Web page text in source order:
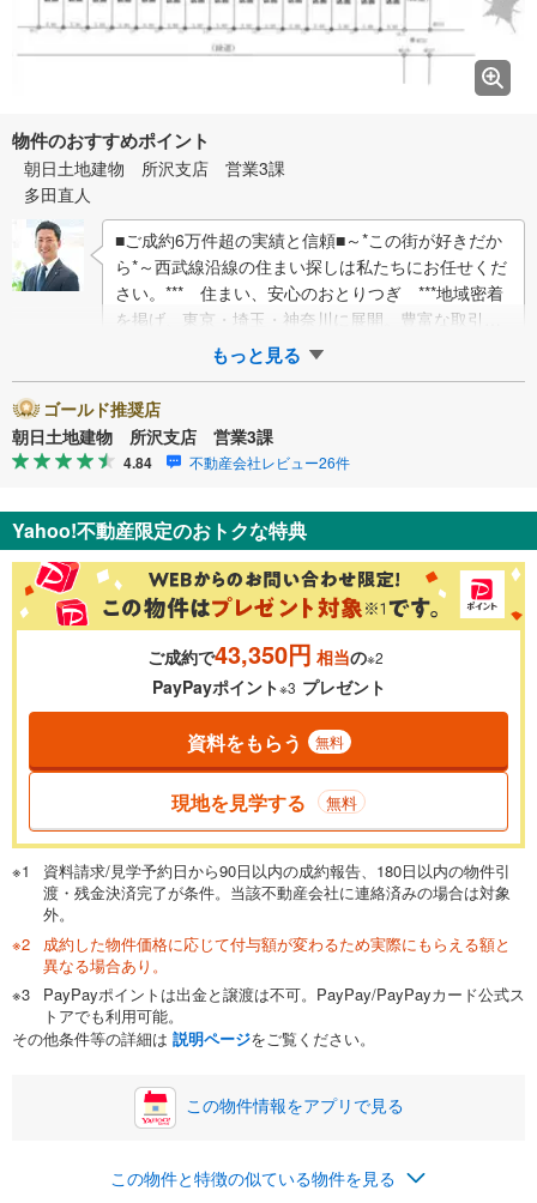
物件のおすすめポイント
朝日土地建物 所沢支店 営業3課
多田直人
■ご成約6万件超の実績と信頼■～*この街が好きだか
ら*～西武線沿線の住まい探しは私たちにお任せくだ
さい。*** 住まい、安心のおとりつぎ ***地域密着
を掲げ、東京・埼玉・神奈川に展開。豊富な取引デ
ータと現場経験をもとに、お客様一…
もっと見る
ゴールド推奨店
朝日土地建物 所沢支店 営業3課
4.84 不動産会社レビュー26件
Yahoo!不動産限定のおトクな特典
ご成約で43,350円 相当の※2
PayPayポイント※3 プレゼント
資料をもらう 無料
現地を見学する 無料
資料請求/見学予約日から90日以内の成約報告、180日以内の物件引
渡・残金決済完了が条件。当該不動産会社に連絡済みの場合は対象
外。
成約した物件価格に応じて付与額が変わるため実際にもらえる額と
異なる場合あり。
PayPayポイントは出金と譲渡は不可。PayPay/PayPayカード公式ス
トアでも利用可能。
その他条件等の詳細は 説明ページをご覧ください。
この物件情報をアプリで見る
この物件と特徴の似ている物件を見る